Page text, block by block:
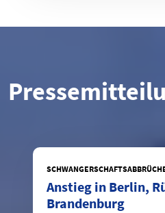
Anstieg in Berlin,
Brandenburg